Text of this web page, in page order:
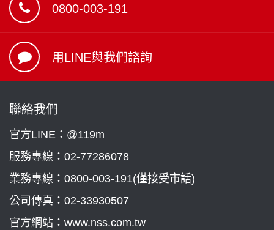
0800-003-191
用LINE與我們諮詢
聯絡我們
官方LINE：@119m
服務專線： 02-77286078
業務專線： 0800-003-191(僅接受市話)
公司傳真：02-33930507
官方網站：www.nss.com.tw